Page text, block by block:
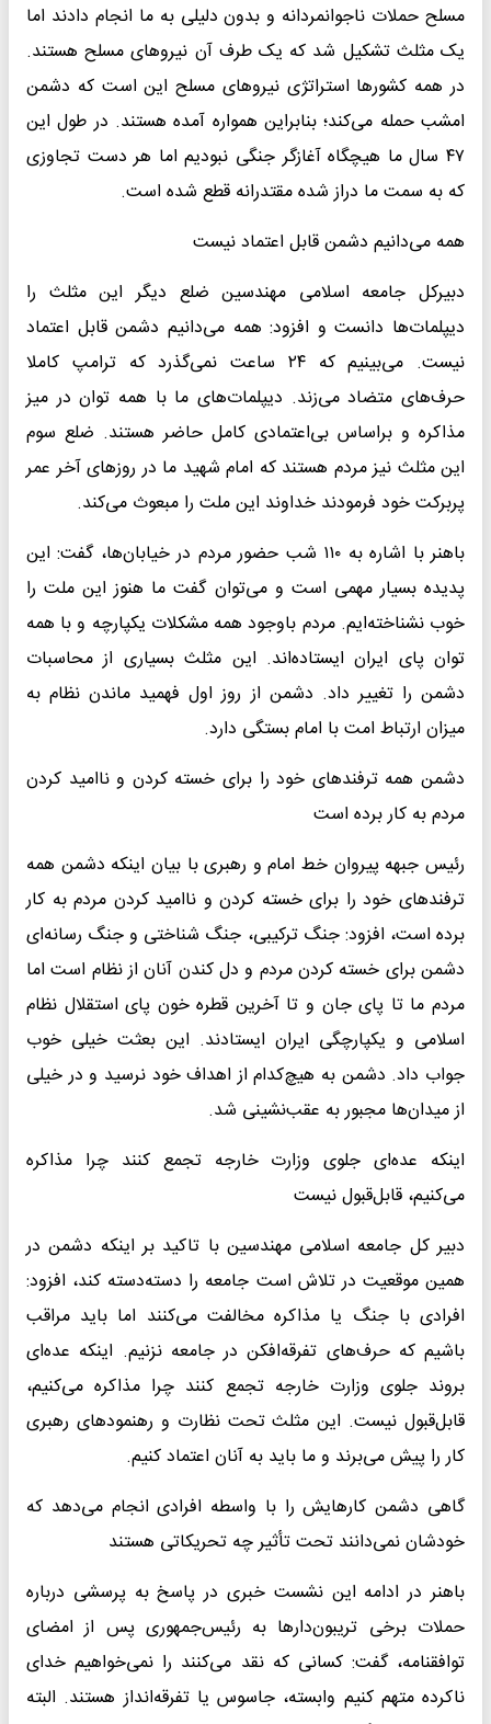
مسلح حملات ناجوانمردانه و بدون دلیلی به ما انجام دادند اما
یک مثلث تشکیل شد که یک طرف آن نیروهای مسلح هستند.
در همه کشورها استراتژی نیروهای مسلح این است که دشمن
امشب حمله می‌کند؛ بنابراین همواره آمده هستند. در طول این
۴۷ سال ما هیچگاه آغازگر جنگی نبودیم اما هر دست تجاوزی
که به سمت ما دراز شده مقتدرانه قطع شده است.
همه می‌دانیم دشمن قابل اعتماد نیست
دبیرکل جامعه اسلامی مهندسین ضلع دیگر این مثلث را
دیپلمات‌ها دانست و افزود: همه می‌دانیم دشمن قابل اعتماد
نیست. می‌بینیم که ۲۴ ساعت نمی‌گذرد که ترامپ کاملا
حرف‌های متضاد می‌زند. دیپلمات‌های ما با همه توان در میز
مذاکره و براساس بی‌اعتمادی کامل حاضر هستند. ضلع سوم
این مثلث نیز مردم هستند که امام شهید ما در روزهای آخر عمر
پربرکت خود فرمودند خداوند این ملت را مبعوث می‌کند.
باهنر با اشاره به ۱۱۰ شب حضور مردم در خیابان‌ها، گفت: این
پدیده بسیار مهمی است و می‌توان گفت ما هنوز این ملت را
خوب نشناخته‌ایم. مردم باوجود همه مشکلات یکپارچه و با همه
توان پای ایران ایستاده‌اند. این مثلث بسیاری از محاسبات
دشمن را تغییر داد. دشمن از روز اول فهمید ماندن نظام به
میزان ارتباط امت با امام بستگی دارد.
دشمن همه ترفندهای خود را برای خسته کردن و ناامید کردن
مردم به کار برده است
رئیس جبهه پیروان خط امام و رهبری با بیان اینکه دشمن همه
ترفندهای خود را برای خسته کردن و ناامید کردن مردم به کار
برده است، افزود: جنگ ترکیبی، جنگ شناختی و جنگ رسانه‌ای
دشمن برای خسته کردن مردم و دل کندن آنان از نظام است اما
مردم ما تا پای جان و تا آخرین قطره خون پای استقلال نظام
اسلامی و یکپارچگی ایران ایستادند. این بعثت خیلی خوب
جواب داد. دشمن به هیچ‌کدام از اهداف خود نرسید و در خیلی
از میدان‌ها مجبور به عقب‌نشینی شد.
اینکه عده‌ای جلوی وزارت خارجه تجمع کنند چرا مذاکره
می‌کنیم، قابل‌قبول نیست
دبیر کل جامعه اسلامی مهندسین با تاکید بر اینکه دشمن در
همین موقعیت در تلاش است جامعه را دسته‌دسته کند، افزود:
افرادی با جنگ یا مذاکره مخالفت می‌کنند اما باید مراقب
باشیم که حرف‌های تفرقه‌افکن در جامعه نزنیم. اینکه عده‌ای
بروند جلوی وزارت خارجه تجمع کنند چرا مذاکره می‌کنیم،
قابل‌قبول نیست. این مثلث تحت نظارت و رهنمودهای رهبری
کار را پیش می‌برند و ما باید به آنان اعتماد کنیم.
گاهی دشمن کارهایش را با واسطه افرادی انجام می‌دهد که
خودشان نمی‌دانند تحت تأثیر چه تحریکاتی هستند
باهنر در ادامه این نشست خبری در پاسخ به پرسشی درباره
حملات برخی تریبون‌دارها به رئیس‌جمهوری پس از امضای
توافقنامه، گفت: کسانی که نقد می‌کنند را نمی‌خواهیم خدای
ناکرده متهم کنیم وابسته، جاسوس یا تفرقه‌انداز هستند. البته